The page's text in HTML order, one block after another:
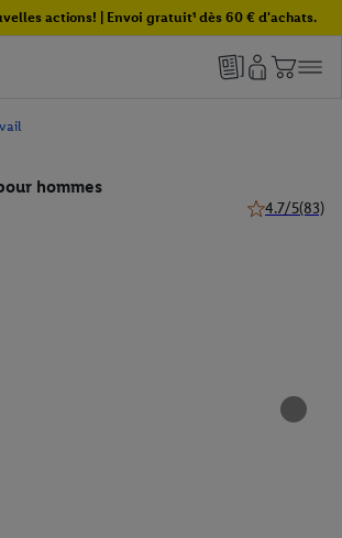
actions! | Envoi gratuit¹ dès 60 € d'achats.
hommes
4.7/5(83)